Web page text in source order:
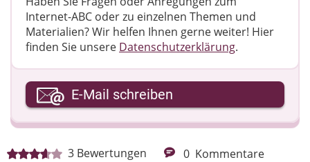
3 Bewertungen 0 Kommentare
Internet-ABC oder zu einzelnen Themen und
Materialien? Wir helfen Ihnen gerne weiter! ​Hier
finden Sie unsere Datenschutzerklärung.
Ihre E-Mail-Adresse
Ihre Nachricht
E-Mail schreiben